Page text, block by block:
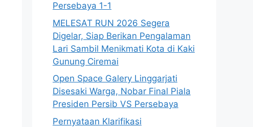
Persebaya 1-1
MELESAT RUN 2026 Segera
Digelar, Siap Berikan Pengalaman
Lari Sambil Menikmati Kota di Kaki
Gunung Ciremai
Open Space Galery Linggarjati
Disesaki Warga, Nobar Final Piala
Presiden Persib VS Persebaya
Pernyataan Klarifikasi